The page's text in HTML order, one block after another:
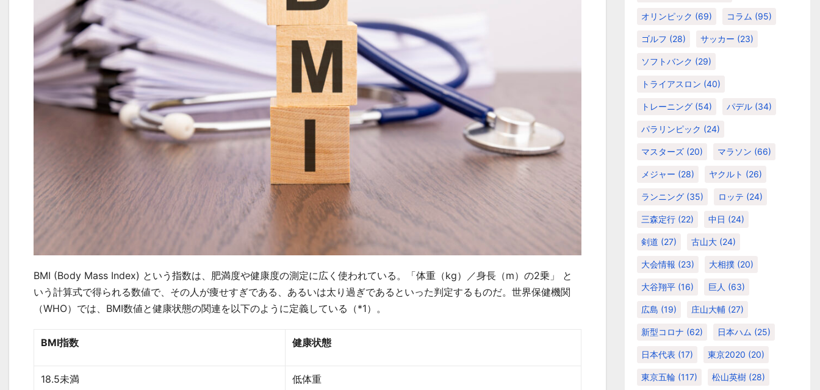
BMI (Body Mass Index) という指数は、肥満度や健康度の測定に広く使われている。「体重（kg）／身長（m）の2乗」 と
いう計算式で得られる数値で、その人が痩せすぎである、あるいは太り過ぎであるといった判定するものだ。世界保健機関
（WHO）では、BMI数値と健康状態の関連を以下のように定義している（*1）。
BMI指数 健康状態
18.5未満 低体重
オリンピック (69) コラム (95)
ゴルフ (28) サッカー (23)
ソフトバンク (29)
トライアスロン (40)
トレーニング (54) パデル (34)
パラリンピック (24)
マスターズ (20) マラソン (66)
メジャー (28) ヤクルト (26)
ランニング (35) ロッテ (24)
三森定行 (22) 中日 (24)
剣道 (27) 古山大 (24)
大会情報 (23) 大相撲 (20)
大谷翔平 (16) 巨人 (63)
広島 (19) 庄山大輔 (27)
新型コロナ (62) 日本ハム (25)
日本代表 (17) 東京2020 (20)
東京五輪 (117) 松山英樹 (28)